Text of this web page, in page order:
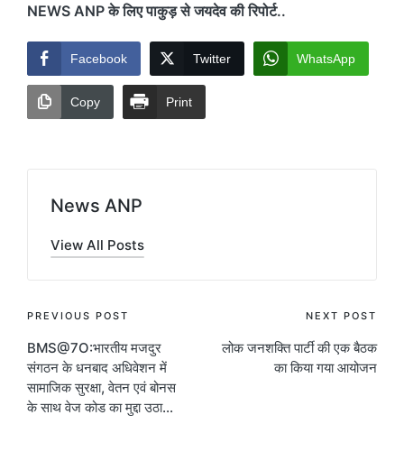
NEWS ANP के लिए पाकुड़ से जयदेव की रिपोर्ट..
Facebook Twitter WhatsApp
Copy Print
News ANP
View All Posts
Post
navigation
PREVIOUS POST
BMS@7O:भारतीय मजदुर
संगठन के धनबाद अधिवेशन में
सामाजिक सुरक्षा, वेतन एवं बोनस
के साथ वेज कोड का मुद्दा उठा…
NEXT POST
लोक जनशक्ति पार्टी की एक बैठक
का किया गया आयोजन